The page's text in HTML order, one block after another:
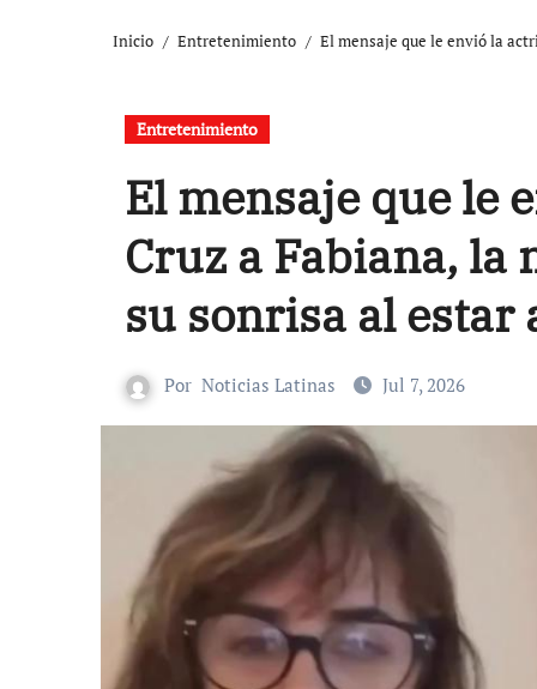
Inicio Entretenimiento El mensaje que le envió la
Entretenimiento
El mensaje que le
Cruz a Fabiana, la
su sonrisa al estar
Por Noticias Latinas Jul 7, 2026